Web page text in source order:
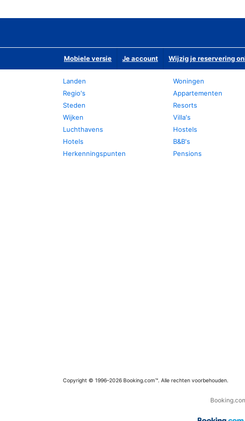
Mobiele versie Je account Wijzig je reservering
Landen
Regio's
Steden
Wijken
Luchthavens
Hotels
Herkenningspunten
Woningen
Appartementen
Resorts
Villa's
Hostels
B&B's
Pensions
Copyright © 1996–2026 Booking.com™. Alle rechten voorbehouden.